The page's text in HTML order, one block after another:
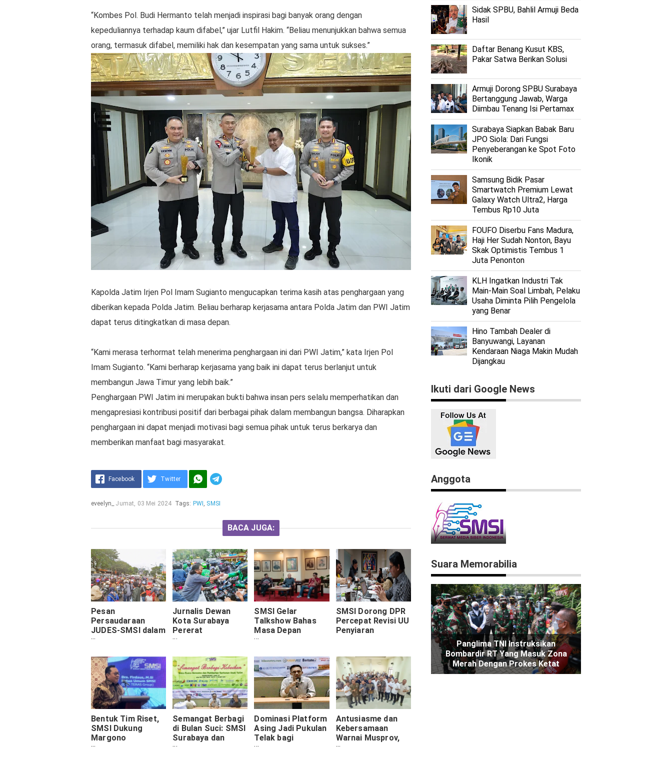
“Kombes Pol. Budi Hermanto telah menjadi inspirasi bagi banyak orang dengan
kepeduliannya terhadap kaum difabel,” ujar Lutfil Hakim. “Beliau menunjukkan bahwa semua
orang, termasuk difabel, memiliki hak dan kesempatan yang sama untuk sukses.”
Kapolda Jatim Irjen Pol Imam Sugianto mengucapkan terima kasih atas penghargaan yang
diberikan kepada Polda Jatim. Beliau berharap kerjasama antara Polda Jatim dan PWI Jatim
dapat terus ditingkatkan di masa depan.
“Kami merasa terhormat telah menerima penghargaan ini dari PWI Jatim,” kata Irjen Pol
Imam Sugianto. “Kami berharap kerjasama yang baik ini dapat terus berlanjut untuk
membangun Jawa Timur yang lebih baik.”
Penghargaan PWI Jatim ini merupakan bukti bahwa insan pers selalu memperhatikan dan
mengapresiasi kontribusi positif dari berbagai pihak dalam membangun bangsa. Diharapkan
penghargaan ini dapat menjadi motivasi bagi semua pihak untuk terus berkarya dan
memberikan manfaat bagi masyarakat.
Facebook Twitter
eveelyn_ Jumat, 03 Mei 2024 Tags: PWI SMSI
BACA JUGA:
Pesan
Persaudaraan
JUDES-SMSI dalam
Pembagian Takjil
Jurnalis Dewan
Kota Surabaya
Pererat
Silaturahmi
Bukber di Ramadan
2025
SMSI Gelar
Talkshow Bahas
Masa Depan
Surabaya Bareng
SMSI Dorong DPR
Percepat Revisi UU
Penyiaran
Bentuk Tim Riset,
SMSI Dukung
Margono
Djojohadikoesoem
Semangat Berbagi
di Bulan Suci: SMSI
Surabaya dan
Korporasi Rangkul
Dominasi Platform
Asing Jadi Pukulan
Telak bagi
Pendapatan Media:
Antusiasme dan
Kebersamaan
Warnai Musprov,
Sokip Pimpin SMSI
Sidak SPBU, Bahlil Armuji Beda
Hasil
Daftar Benang Kusut KBS,
Pakar Satwa Berikan Solusi
Armuji Dorong SPBU Surabaya
Bertanggung Jawab, Warga
Diimbau Tenang Isi Pertamax
Surabaya Siapkan Babak Baru
JPO Siola: Dari Fungsi
Penyeberangan ke Spot Foto
Ikonik
Samsung Bidik Pasar
Smartwatch Premium Lewat
Galaxy Watch Ultra2, Harga
Tembus Rp10 Juta
FOUFO Diserbu Fans Madura,
Haji Her Sudah Nonton, Bayu
Skak Optimistis Tembus 1
Juta Penonton
KLH Ingatkan Industri Tak
Main-Main Soal Limbah, Pelaku
Usaha Diminta Pilih Pengelola
yang Benar
Hino Tambah Dealer di
Banyuwangi, Layanan
Kendaraan Niaga Makin Mudah
Dijangkau
Ikuti dari Google News
Anggota
Suara Memorabilia
Panglima TNI Instruksikan
Bombardir RT Yang Masuk Zona
Merah Dengan Prokes Ketat